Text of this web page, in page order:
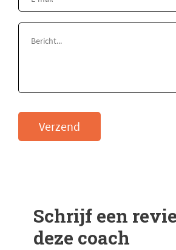
Verzend
Schrijf een
deze coach